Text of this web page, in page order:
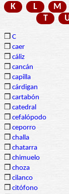
K
L M
T
❒ C
❒ caer
❒ cáliz
❒ cancán
❒ capilla
❒ cárdigan
❒ cartabón
❒ catedral
❒ cefalópodo
❒ ceporro
❒ challa
❒ chatarra
❒ chimuelo
❒ choza
❒ cilanco
❒ citófono